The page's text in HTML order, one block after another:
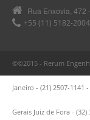
Rua Enxovia, 472
+55 (11) 5182-2004
©©2015 - Rerum
Janeiro - (21) 2507-1141
Gerais Juiz de Fora - (32)